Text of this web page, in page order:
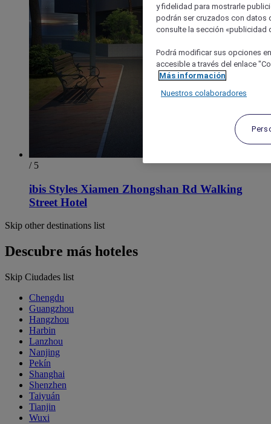
/ 5
ibis Styles Xiamen Zhongshan Rd Walking
Street Hotel
Skip other destinations list
Descubre más hoteles
Skip Ciudades list
Chengdu
Guangzhou
Hangzhou
Harbin
Lanzhou
Nanjing
Pekín
Shanghai
Shenzhen
Taiyuán
Tianjin
Wuxi
y fidelidad para mostrarle
podrán ser cruzados con datos
consulte la sección «publicidad
Podrá modificar sus opciones
accesible a través del enlace
Más información
Nuestros colaboradores